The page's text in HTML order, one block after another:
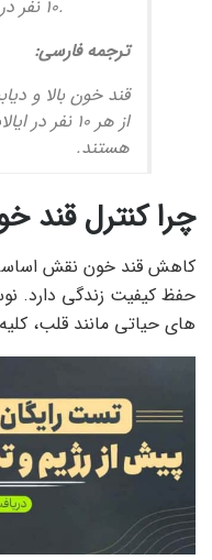
10 نفر در ایالات متحده، 1 نفر دیابت دارد.
ترجمه فارسی:
قند خون بالا و
هستند.
چرا کنترل قند
کاهش قند خون نقش
حفظ کیفیت زندگی دارد.
های حیاتی مانند قلب،